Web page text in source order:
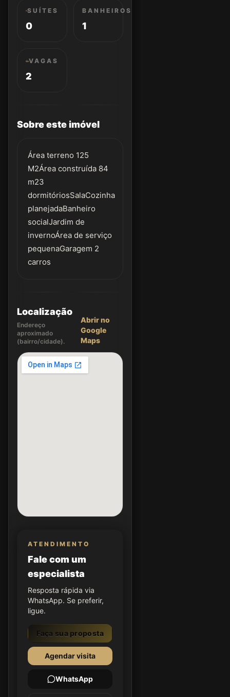
SUÍTES
0
BANHEIROS
1
VAGAS
2
Sobre este imóvel
Área terreno 125
M2Área construída 84
m23
dormitóriosSalaCozinha
planejadaBanheiro
socialJardim de
invernoÁrea de serviço
pequenaGaragem 2
carros
Localização
Endereço
aproximado
(bairro/cidade).
Abrir no
Google
Maps
ATENDIMENTO
Fale com um
especialista
Resposta rápida via
WhatsApp. Se preferir,
ligue.
Faça sua proposta
Agendar visita
WhatsApp